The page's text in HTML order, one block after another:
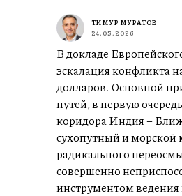
ТИМУР МУРАТОВ
24.05.2026
В докладе
эскалация конфликта
долларов. Основной
путей, в первую
коридора Индия –
сухопутный и
радикального
совершенно
инструментом